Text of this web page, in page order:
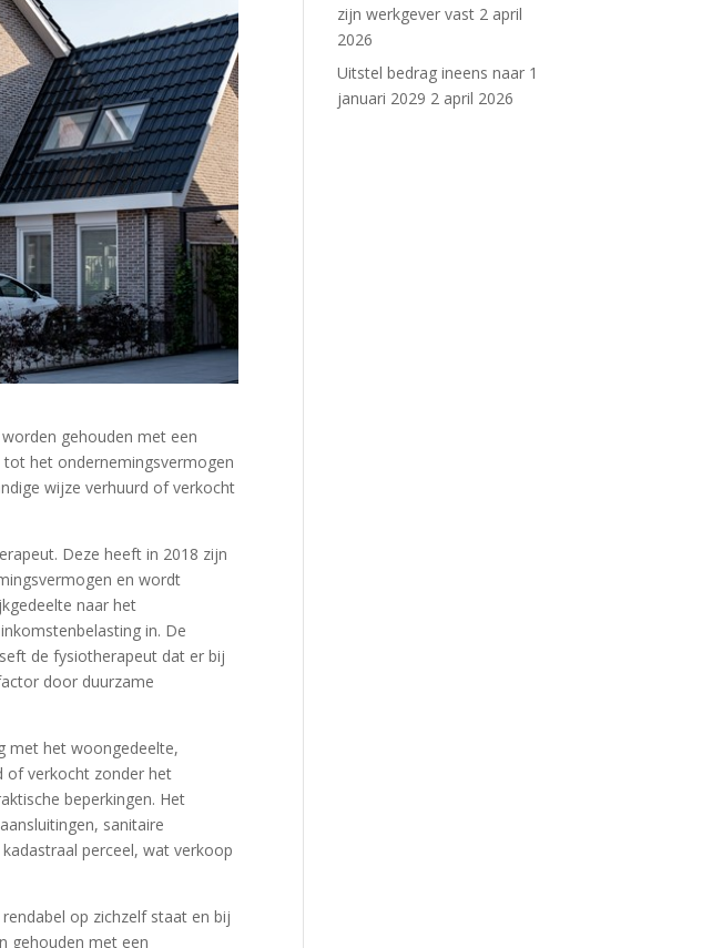
gehouden met een
het ondernemingsvermogen
wijze verhuurd of verkocht
Deze heeft in 2018 zijn
en wordt
naar het
in. De
de fysiotherapeut dat er bij
door duurzame
met het woongedeelte,
of verkocht zonder het
beperkingen. Het
sanitaire
perceel, wat verkoop
op zichzelf staat en bij
gehouden met een
zijn werkgever vast 2 april
2026
Uitstel bedrag ineens naar 1
januari 2029 2 april 2026